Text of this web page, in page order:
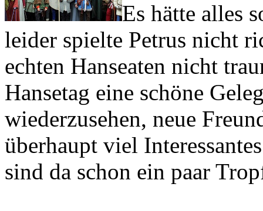
Es hätte alles
leider spielte Petrus nicht
echten Hanseaten nicht
Hansetag eine schöne
wiederzusehen, neue
überhaupt viel
sind da schon ein paar